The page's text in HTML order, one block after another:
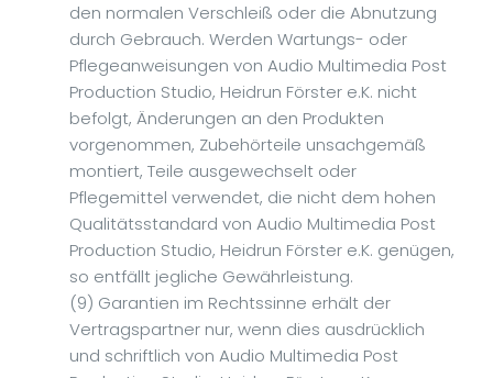
den normalen Verschleiß oder die Abnutzung
durch Gebrauch. Werden Wartungs- oder
Pflegeanweisungen von Audio Multimedia Post
Production Studio, Heidrun Förster e.K. nicht
befolgt, Änderungen an den Produkten
vorgenommen, Zubehörteile unsachgemäß
montiert, Teile ausgewechselt oder
Pflegemittel verwendet, die nicht dem hohen
Qualitätsstandard von Audio Multimedia Post
Production Studio, Heidrun Förster e.K. genügen,
so entfällt jegliche Gewährleistung.
(9) Garantien im Rechtssinne erhält der
Vertragspartner nur, wenn dies ausdrücklich
und schriftlich von Audio Multimedia Post